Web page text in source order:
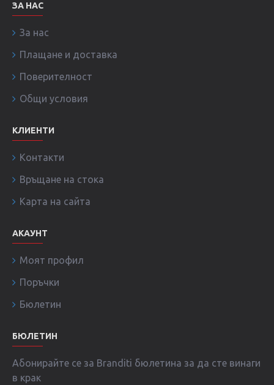
ЗА НАС
За нас
Плащане и доставка
Поверителност
Общи условия
КЛИЕНТИ
Контакти
Връщане на стока
Карта на сайта
АКАУНТ
Моят профил
Поръчки
Бюлетин
БЮЛЕТИН
Абонирайте се за Branditi бюлетина за да сте винаги
в крак